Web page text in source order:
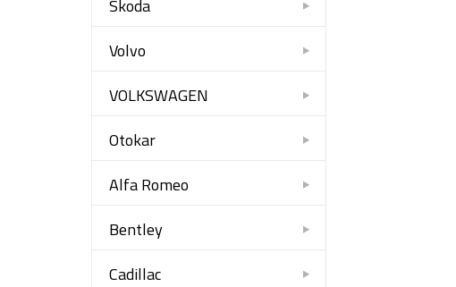
Skoda
Volvo
VOLKSWAGEN
Otokar
Alfa Romeo
Bentley
Cadillac